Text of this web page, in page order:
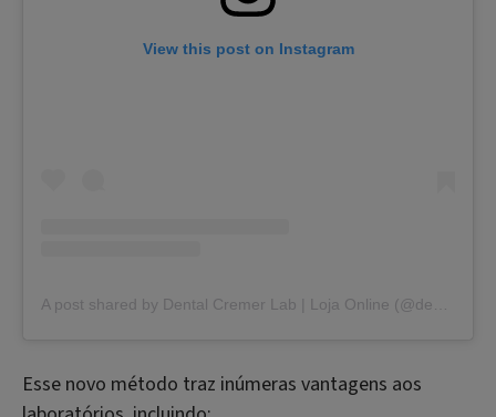
View this post on Instagram
Esse novo método traz inúmeras vantagens aos